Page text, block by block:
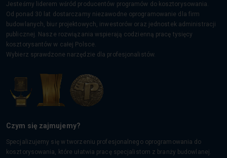
Jesteśmy liderem wśród producentów programów do kosztorysowania.
Od ponad 30 lat dostarczamy niezawodne oprogramowanie dla firm
budowlanych, biur projektowych, inwestorów oraz jednostek administracji
publicznej. Nasze rozwiązania wspierają codzienną pracę tysięcy
kosztorysantów w całej Polsce.
Wybierz sprawdzone narzędzie dla profesjonalistów.
Czym się zajmujemy?
Specjalizujemy się w tworzeniu profesjonalnego oprogramowania do
kosztorysowania, które ułatwia pracę specjalistom z branży budowlanej.